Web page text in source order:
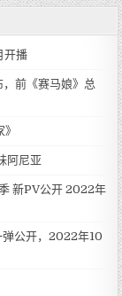
开播
前《赛马娘》总
阿尼亚
新PV公开 2022年
弹公开，2022年10